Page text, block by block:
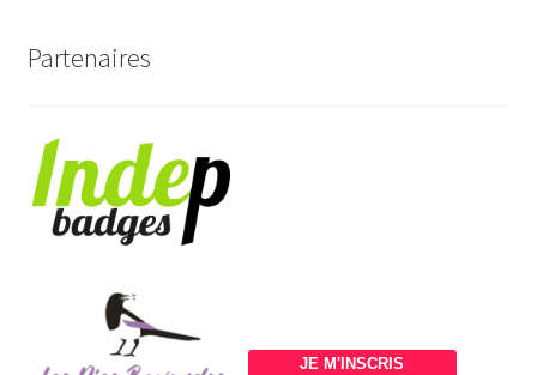
Partenaires
JE M'INSCRIS